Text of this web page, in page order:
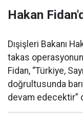
Hakan
Dışişleri Bakanı
takas
Fidan, “Türkiye,
doğrultusunda
devam edecektir”